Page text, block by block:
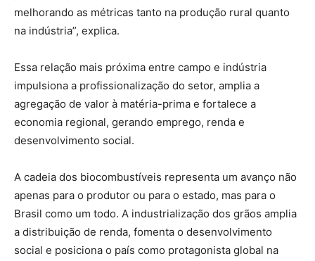
melhorando as métricas tanto na produção rural quanto
na indústria”, explica.
Essa relação mais próxima entre campo e indústria
impulsiona a profissionalização do setor, amplia a
agregação de valor à matéria-prima e fortalece a
economia regional, gerando emprego, renda e
desenvolvimento social.
A cadeia dos biocombustíveis representa um avanço não
apenas para o produtor ou para o estado, mas para o
Brasil como um todo. A industrialização dos grãos amplia
a distribuição de renda, fomenta o desenvolvimento
social e posiciona o país como protagonista global na